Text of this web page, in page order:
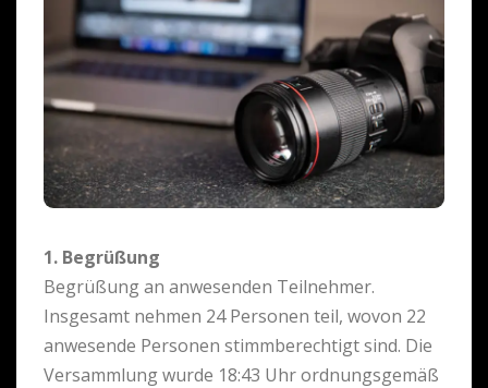
1. Begrüßung
Begrüßung an anwesenden Teilnehmer.
Insgesamt nehmen 24 Personen teil, wovon 22
anwesende Personen stimmberechtigt sind. Die
Versammlung wurde 18:43 Uhr ordnungsgemäß